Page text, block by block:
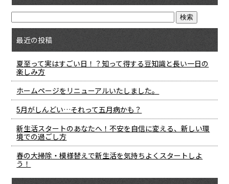
最近の投稿
夏至って実はすごい日！？知って得する豆知識と長い一日の
楽しみ方
ホームページをリニューアルいたしました。
5月がしんどい…それって五月病かも？
新生活スタートのあなたへ！不安を自信に変える、新しい環
境での過ごし方
春の大掃除・模様替えで新生活を気持ちよくスタートしよ
う！